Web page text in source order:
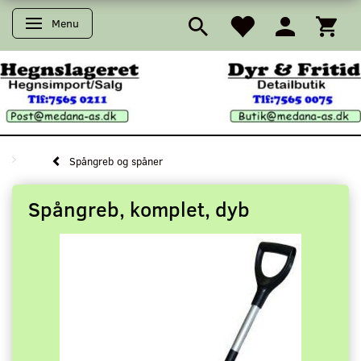
Skifte navigation
Menu
Spångreb og spåner
Spångreb, komplet, dyb